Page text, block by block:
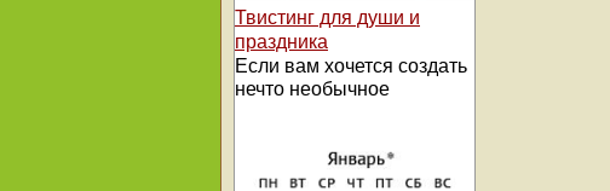
Твистинг для души и
праздника
Если вам хочется создать
нечто необычное